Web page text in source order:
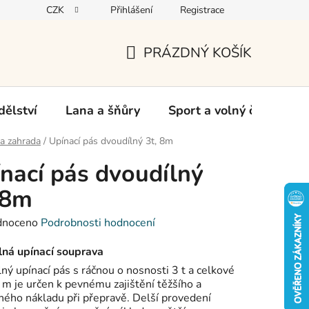
CZK Přihlášení Registrace
KOŠÍK
PRÁZDNÝ KOŠÍK
Lana a šňůry Sport a volný čas
zahrada / Upínací pás dvoudílný 3t, 8m
pás dvoudílný
Podrobnosti hodnocení
upínací souprava
upínací pás s ráčnou o nosnosti 3 t a celkové
je určen k pevnému zajištění těžšího a
nákladu při přepravě. Delší provedení